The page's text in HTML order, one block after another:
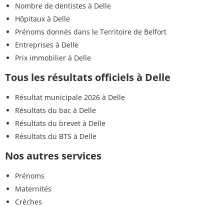
Nombre de dentistes à Delle
Hôpitaux à Delle
Prénoms donnés dans le Territoire de Belfort
Entreprises à Delle
Prix immobilier à Delle
Tous les résultats officiels à Delle
Résultat municipale 2026 à Delle
Résultats du bac à Delle
Résultats du brevet à Delle
Résultats du BTS à Delle
Nos autres services
Prénoms
Maternités
Crèches